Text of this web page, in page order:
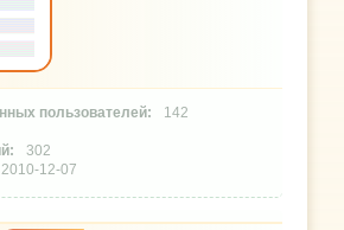
142
302
2010-12-07